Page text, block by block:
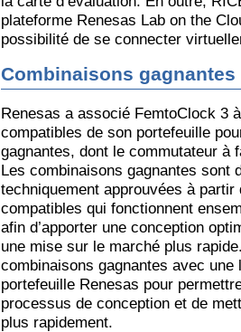
plateforme Renesas Lab on the
possibilité de se connecter
Combinaisons gagnantes
Renesas a associé FemtoClock 3
compatibles de son portefeuille
gagnantes, dont le commutateur à
Les combinaisons gagnantes sont
techniquement approuvées à
compatibles qui fonctionnent
afin d’apporter une conception
une mise sur le marché plus
combinaisons gagnantes avec
portefeuille Renesas pour
processus de conception et de
plus rapidement.